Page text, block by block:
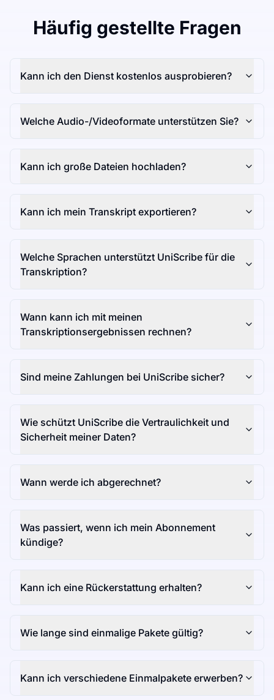
Häufig gestellte Fragen
Kann ich den Dienst kostenlos ausprobieren?
Welche Audio-/Videoformate unterstützen Sie?
Kann ich große Dateien hochladen?
Kann ich mein Transkript exportieren?
Welche Sprachen unterstützt UniScribe für die
Transkription?
Wann kann ich mit meinen
Transkriptionsergebnissen rechnen?
Sind meine Zahlungen bei UniScribe sicher?
Wie schützt UniScribe die Vertraulichkeit und
Sicherheit meiner Daten?
Wann werde ich abgerechnet?
Was passiert, wenn ich mein Abonnement
kündige?
Kann ich eine Rückerstattung erhalten?
Wie lange sind einmalige Pakete gültig?
Kann ich verschiedene Einmalpakete erwerben?